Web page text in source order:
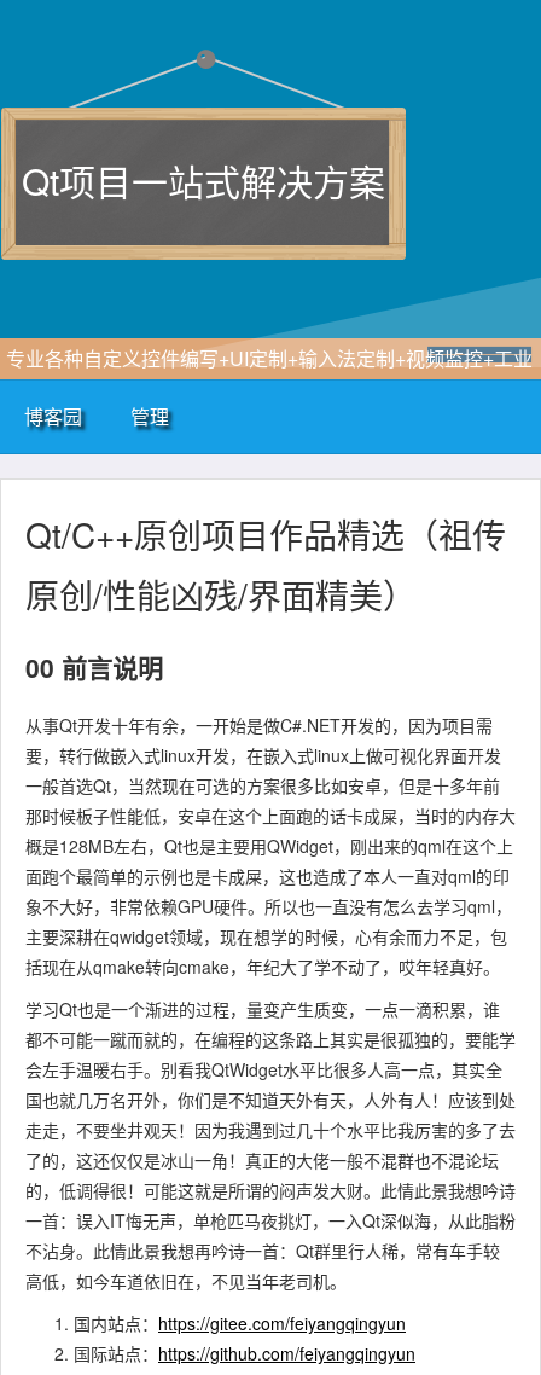
Qt项目一站式解决方案
专业各种自定义控件编写+UI定制+输入法定制+视频监控+工业
迎咨询购买定制！你刚好需要，我正好专业！公众号：Qt实战
QQ：517216493 微信：feiyangqingyun
博客园 管理
Qt/C++原创项目作品精选（祖传
原创/性能凶残/界面精美）
00 前言说明
从事Qt开发十年有余，一开始是做C#.NET开发的，因为项目需
要，转行做嵌入式linux开发，在嵌入式linux上做可视化界面开发
一般首选Qt，当然现在可选的方案很多比如安卓，但是十多年前
那时候板子性能低，安卓在这个上面跑的话卡成屎，当时的内存大
概是128MB左右，Qt也是主要用QWidget，刚出来的qml在这个上
面跑个最简单的示例也是卡成屎，这也造成了本人一直对qml的印
象不大好，非常依赖GPU硬件。所以也一直没有怎么去学习qml，
主要深耕在qwidget领域，现在想学的时候，心有余而力不足，包
括现在从qmake转向cmake，年纪大了学不动了，哎年轻真好。
学习Qt也是一个渐进的过程，量变产生质变，一点一滴积累，谁
都不可能一蹴而就的，在编程的这条路上其实是很孤独的，要能学
会左手温暖右手。别看我QtWidget水平比很多人高一点，其实全
国也就几万名开外，你们是不知道天外有天，人外有人！应该到处
走走，不要坐井观天！因为我遇到过几十个水平比我厉害的多了去
了的，这还仅仅是冰山一角！真正的大佬一般不混群也不混论坛
的，低调得很！可能这就是所谓的闷声发大财。此情此景我想吟诗
一首：误入IT悔无声，单枪匹马夜挑灯，一入Qt深似海，从此脂粉
不沾身。此情此景我想再吟诗一首：Qt群里行人稀，常有车手较
高低，如今车道依旧在，不见当年老司机。
国内站点： https://gitee.com/feiyangqingyun
国际站点： https://github.com/feiyangqingyun